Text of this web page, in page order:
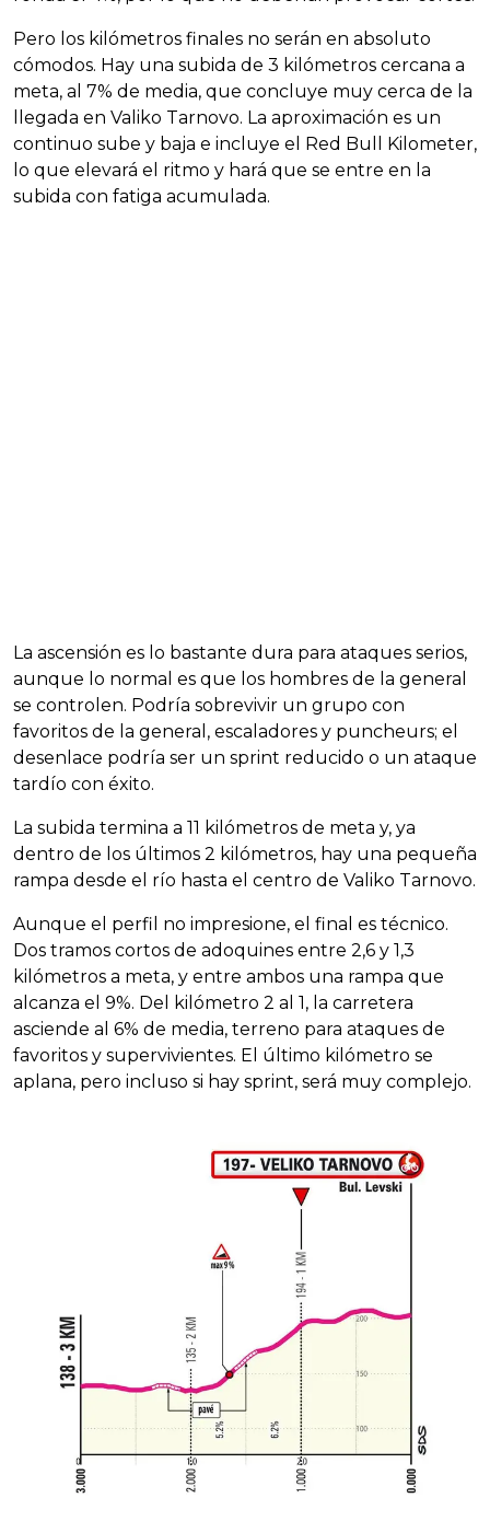
Pero los kilómetros finales no serán en absoluto
cómodos. Hay una subida de 3 kilómetros cercana a
meta, al 7% de media, que concluye muy cerca de la
llegada en Valiko Tarnovo. La aproximación es un
continuo sube y baja e incluye el Red Bull Kilometer,
lo que elevará el ritmo y hará que se entre en la
subida con fatiga acumulada.
La ascensión es lo bastante dura para ataques serios,
aunque lo normal es que los hombres de la general
se controlen. Podría sobrevivir un grupo con
favoritos de la general, escaladores y puncheurs; el
desenlace podría ser un sprint reducido o un ataque
tardío con éxito.
La subida termina a 11 kilómetros de meta y, ya
dentro de los últimos 2 kilómetros, hay una pequeña
rampa desde el río hasta el centro de Valiko Tarnovo.
Aunque el perfil no impresione, el final es técnico.
Dos tramos cortos de adoquines entre 2,6 y 1,3
kilómetros a meta, y entre ambos una rampa que
alcanza el 9%. Del kilómetro 2 al 1, la carretera
asciende al 6% de media, terreno para ataques de
favoritos y supervivientes. El último kilómetro se
aplana, pero incluso si hay sprint, será muy complejo.